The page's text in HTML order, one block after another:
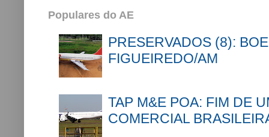
Populares do AE
PRESERVADOS (8):
FIGUEIREDO/AM
TAP M&E POA: FIM DE
COMERCIAL